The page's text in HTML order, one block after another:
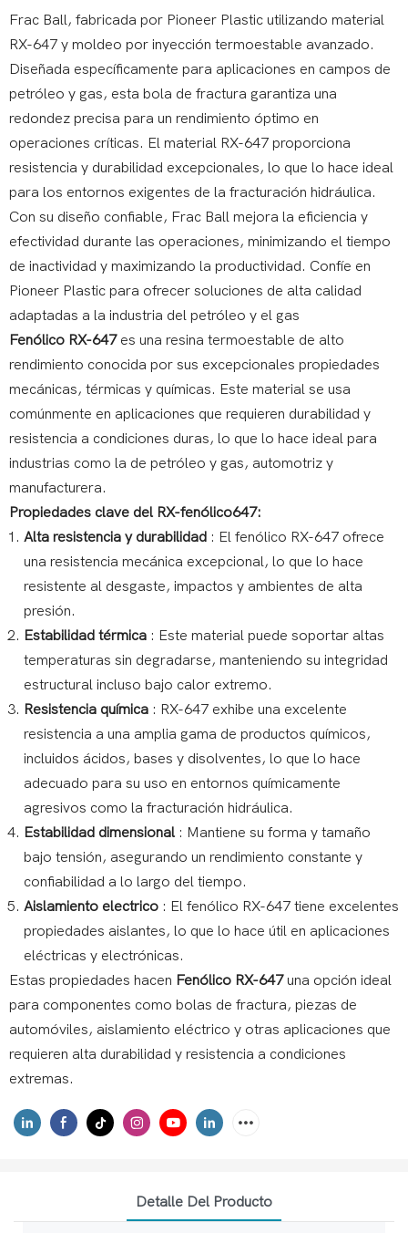
Frac Ball, fabricada por Pioneer Plastic utilizando material
RX-647 y moldeo por inyección termoestable avanzado.
Diseñada específicamente para aplicaciones en campos de
petróleo y gas, esta bola de fractura garantiza una
redondez precisa para un rendimiento óptimo en
operaciones críticas. El material RX-647 proporciona
resistencia y durabilidad excepcionales, lo que lo hace ideal
para los entornos exigentes de la fracturación hidráulica.
Con su diseño confiable, Frac Ball mejora la eficiencia y
efectividad durante las operaciones, minimizando el tiempo
de inactividad y maximizando la productividad. Confíe en
Pioneer Plastic para ofrecer soluciones de alta calidad
adaptadas a la industria del petróleo y el gas
Fenólico RX-647 es una resina termoestable de alto
rendimiento conocida por sus excepcionales propiedades
mecánicas, térmicas y químicas. Este material se usa
comúnmente en aplicaciones que requieren durabilidad y
resistencia a condiciones duras, lo que lo hace ideal para
industrias como la de petróleo y gas, automotriz y
manufacturera.
Propiedades clave del RX-fenólico647:
Alta resistencia y durabilidad : El fenólico RX-647 ofrece
una resistencia mecánica excepcional, lo que lo hace
resistente al desgaste, impactos y ambientes de alta
presión.
Estabilidad térmica : Este material puede soportar altas
temperaturas sin degradarse, manteniendo su integridad
estructural incluso bajo calor extremo.
Resistencia química : RX-647 exhibe una excelente
resistencia a una amplia gama de productos químicos,
incluidos ácidos, bases y disolventes, lo que lo hace
adecuado para su uso en entornos químicamente
agresivos como la fracturación hidráulica.
Estabilidad dimensional : Mantiene su forma y tamaño
bajo tensión, asegurando un rendimiento constante y
confiabilidad a lo largo del tiempo.
Aislamiento electrico : El fenólico RX-647 tiene excelentes
propiedades aislantes, lo que lo hace útil en aplicaciones
eléctricas y electrónicas.
Estas propiedades hacen Fenólico RX-647una opción ideal
para componentes como bolas de fractura, piezas de
automóviles, aislamiento eléctrico y otras aplicaciones que
requieren alta durabilidad y resistencia a condiciones
extremas.
Detalle Del Producto